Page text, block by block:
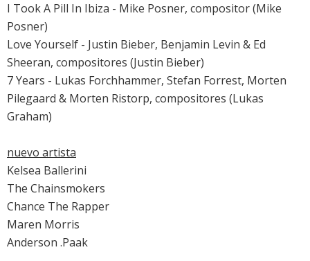
I Took A Pill In Ibiza - Mike Posner, compositor (Mike
Posner)
Love Yourself - Justin Bieber, Benjamin Levin & Ed
Sheeran, compositores (Justin Bieber)
7 Years - Lukas Forchhammer, Stefan Forrest, Morten
Pilegaard & Morten Ristorp, compositores (Lukas
Graham)
nuevo artista
Kelsea Ballerini
The Chainsmokers
Chance The Rapper
Maren Morris
Anderson .Paak